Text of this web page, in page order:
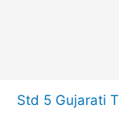
Std 5 Gujarati